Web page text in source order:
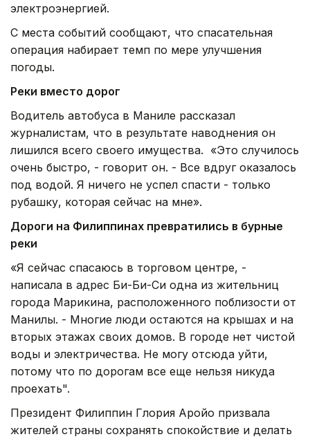
электроэнергией.
С места событий сообщают, что спасательная
операция набирает темп по мере улучшения
погоды.
Реки вместо дорог
Водитель автобуса в Маниле рассказал
журналистам, что в результате наводнения он
лишился всего своего имущества. «Это случилось
очень быстро, - говорит он. - Все вдруг оказалось
под водой. Я ничего не успел спасти - только
рубашку, которая сейчас на мне».
Дороги на Филиппинах превратились в бурные
реки
«Я сейчас спасаюсь в торговом центре, -
написала в адрес Би-Би-Си одна из жительниц
города Марикина, расположенного поблизости от
Манилы. - Многие люди остаются на крышах и на
вторых этажах своих домов. В городе нет чистой
воды и электричества. Не могу отсюда уйти,
потому что по дорогам все еще нельзя никуда
проехать".
Президент Филиппин Глория Аройо призвала
жителей страны сохранять спокойствие и делать